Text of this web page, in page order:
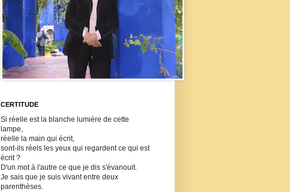
CERTITUDE
Si réelle est la blanche lumière de cette
lampe,
réelle la main qui écrit,
sont-ils réels les yeux qui regardent ce qui est
écrit ?
D'un mot à l'autre ce que je dis s'évanouit.
Je sais que je suis vivant entre deux
parenthèses.